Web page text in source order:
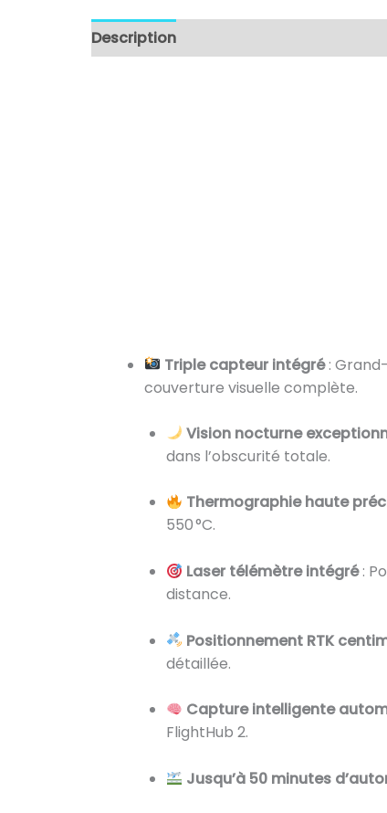
Description
Triple capteur intégré:
couverture visuelle complète.
Vision nocturne
dans l’obscurité totale.
Thermographie haute
550 °C.
Laser télémètre intégré:
distance.
Positionnement RTK
détaillée.
Capture intelligente
FlightHub 2.
Jusqu’à 50 minutes